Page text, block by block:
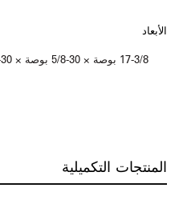
الأبعاد
المنتجات التكميلية